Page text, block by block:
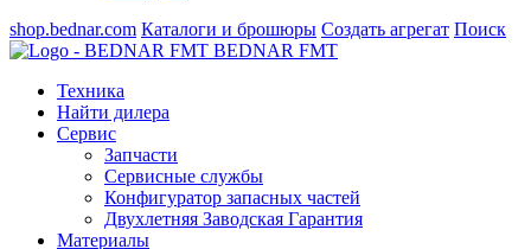
shop.bednar.com Каталоги и брошюры Создать агрегат Поиск
BEDNAR FMT
Техника
Найти дилера
Сервис
Запчасти
Сервисные службы
Конфигуратор запасных частей
Двухлетняя Заводская Гарантия
Материалы